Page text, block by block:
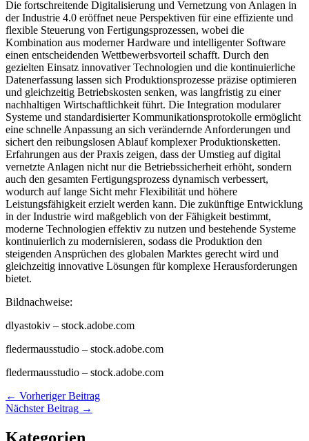
Die fortschreitende Digitalisierung und Vernetzung von Anlagen in
der Industrie 4.0 eröffnet neue Perspektiven für eine effiziente und
flexible Steuerung von Fertigungsprozessen, wobei die
Kombination aus moderner Hardware und intelligenter Software
einen entscheidenden Wettbewerbsvorteil schafft. Durch den
gezielten Einsatz innovativer Technologien und die kontinuierliche
Datenerfassung lassen sich Produktionsprozesse präzise optimieren
und gleichzeitig Betriebskosten senken, was langfristig zu einer
nachhaltigen Wirtschaftlichkeit führt. Die Integration modularer
Systeme und standardisierter Kommunikationsprotokolle ermöglicht
eine schnelle Anpassung an sich verändernde Anforderungen und
sichert den reibungslosen Ablauf komplexer Produktionsketten.
Erfahrungen aus der Praxis zeigen, dass der Umstieg auf digital
vernetzte Anlagen nicht nur die Betriebssicherheit erhöht, sondern
auch den gesamten Fertigungsprozess dynamisch verbessert,
wodurch auf lange Sicht mehr Flexibilität und höhere
Leistungsfähigkeit erzielt werden kann. Die zukünftige Entwicklung
in der Industrie wird maßgeblich von der Fähigkeit bestimmt,
moderne Technologien effektiv zu nutzen und bestehende Systeme
kontinuierlich zu modernisieren, sodass die Produktion den
steigenden Ansprüchen des globalen Marktes gerecht wird und
gleichzeitig innovative Lösungen für komplexe Herausforderungen
bietet.
Bildnachweise:
dlyastokiv – stock.adobe.com
fledermausstudio – stock.adobe.com
fledermausstudio – stock.adobe.com
← Vorheriger Beitrag
Nächster Beitrag →